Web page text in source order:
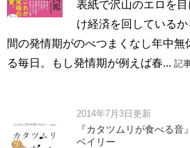
表紙で沢山のエロを
け経済を回している
間の発情期がのべつまくなし年中無
る毎日。もし発情期が例えば春... 記
2014年7月3日更新
『カタツムリが食べる音
ベイリー